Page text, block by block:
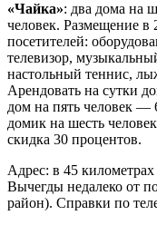
«Чайка»: два дома на
человек. Размещение
посетителей:
телевизор,
настольный теннис,
Арендовать на сутки
дом на пять человек —
домик на шесть
скидка 30 процентов.
Адрес: в 45
Вычегды недалеко от
район). Справки по